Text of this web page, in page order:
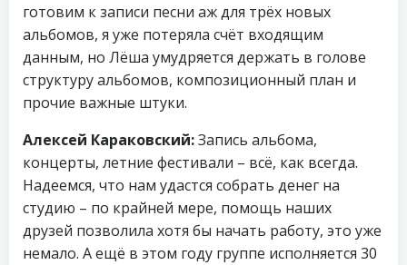
готовим к записи песни аж для трёх новых
альбомов, я уже потеряла счёт входящим
данным, но Лёша умудряется держать в голове
структуру альбомов, композиционный план и
прочие важные штуки.
Алексей Караковский:Запись альбома,
концерты, летние фестивали – всё, как всегда.
Надеемся, что нам удастся собрать денег на
студию – по крайней мере, помощь наших
друзей позволила хотя бы начать работу, это уже
немало. А ещё в этом году группе исполняется 30